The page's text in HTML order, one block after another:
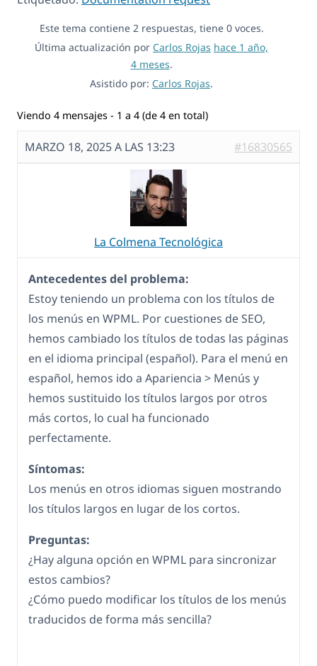
Este tema contiene 2 respuestas, tiene 0 voces.
Última actualización por Carlos Rojas hace 1 año,
4 meses.
Asistido por: Carlos Rojas.
Viendo 4 mensajes - 1 a 4 (de 4 en total)
MARZO 18, 2025 A LAS 13:23 #16830565
La Colmena Tecnológica
Antecedentes del problema:
Estoy teniendo un problema con los títulos de
los menús en WPML. Por cuestiones de SEO,
hemos cambiado los títulos de todas las páginas
en el idioma principal (español). Para el menú en
español, hemos ido a Apariencia > Menús y
hemos sustituido los títulos largos por otros
más cortos, lo cual ha funcionado
perfectamente.
Síntomas:
Los menús en otros idiomas siguen mostrando
los títulos largos en lugar de los cortos.
Preguntas:
¿Hay alguna opción en WPML para sincronizar
estos cambios?
¿Cómo puedo modificar los títulos de los menús
traducidos de forma más sencilla?